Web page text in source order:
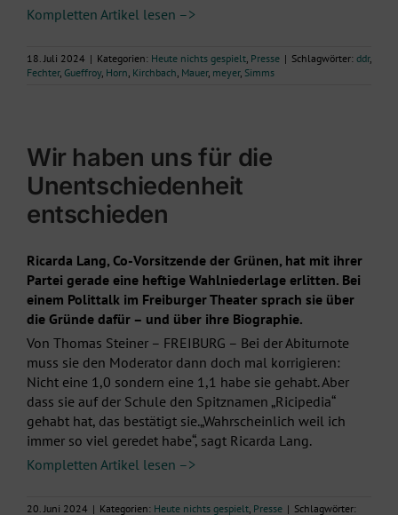
Kompletten Artikel lesen –>
18. Juli 2024 | Kategorien: Heute nichts gespielt, Presse | Schlagwörter: ddr,
Fechter, Gueffroy, Horn Kirchbach Mauer, meyer, Simms
Wir haben uns für die
Unentschiedenheit
entschieden
Ricarda Lang, Co-Vorsitzende der Grünen, hat mit ihrer
Partei gerade eine heftige Wahlniederlage erlitten. Bei
einem Polittalk im Freiburger Theater sprach sie über
die Gründe dafür – und über ihre Biographie.
Von Thomas Steiner – FREIBURG – Bei der Abiturnote
muss sie den Moderator dann doch mal korrigieren:
Nicht eine 1,0 sondern eine 1,1 habe sie gehabt. Aber
dass sie auf der Schule den Spitznamen „Ricipedia“
gehabt hat, das bestätigt sie.„Wahrscheinlich weil ich
immer so viel geredet habe“, sagt Ricarda Lang.
Kompletten Artikel lesen –>
20. Juni 2024 | Kategorien: Heute nichts gespielt, Presse | Schlagwörter: